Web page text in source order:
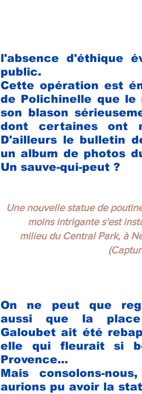
l'absence d'éthique
public.
Cette opération est
de Polichinelle que le
son blason
dont certaines ont
D'ailleurs le bulletin
un album de photos
Un sauve-qui-peut ?
Une nouvelle statue de
moins intrigante s'est
milieu du Central Park, à
On ne peut que
aussi que la
Galoubet ait été
elle
qui fleurait si
Provence...
Mais consolons-
aurions pu avoir la